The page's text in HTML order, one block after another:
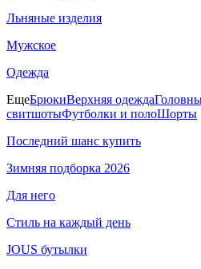
Льняные изделия
Мужское
Одежда
ЕщеБрюкиВерхняя одежда
свитшотыФутболки и полоШорты
Последний шанс купить
Зимняя подборка 2026
Для него
Стиль на каждый день
JOUS бутылки